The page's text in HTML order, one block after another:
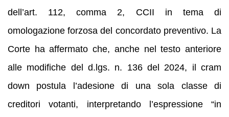
dell’art. 112, comma 2, CCII in tema di
omologazione forzosa del concordato preventivo. La
Corte ha affermato che, anche nel testo anteriore
alle modifiche del d.lgs. n. 136 del 2024, il cram
down postula l’adesione di una sola classe di
creditori votanti, interpretando l’espressione “in